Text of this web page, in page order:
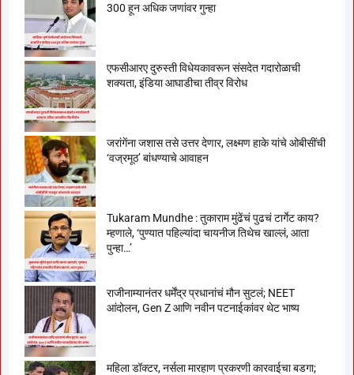
300 हून अधिक जणांवर गुन्हा
एफसीआरए दुरुस्ती विधेयकावरून संसदेत गदारोळाची
शक्यता, इंडिया आघाडीचा तीव्र विरोध
जरांगेंना जशास तसे उत्तर देणार, लक्ष्मण हाके यांचे ओबीसींची
‘वज्रमूठ’ बांधण्याचे आवाहन
Tukaram Mundhe : तुकाराम मुंढेंचं पुढचं टार्गेट काय?
म्हणाले, ‘पुण्यात पहिल्यांदा चायनीज तिथेच खाल्लं, आता
पुन्हा…’
राजीनाम्यानंतर धर्मेंद्र प्रधानांचं मौन सुटलं; NEET
आंदोलन, Gen Z आणि नवीन पटनाईकांवर थेट भाष्य
महिला डॉक्टर, नर्सला मारहाण प्रकरणी कारवाईचा बडगा;